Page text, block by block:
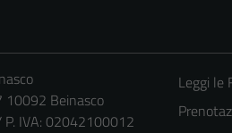
10092 Beinasco
P. IVA: 02042100012
Leggi le